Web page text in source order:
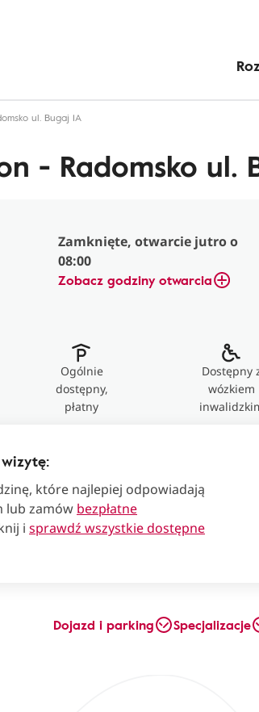
ul. Bugaj 1A
- Radomsko ul.
Zamknięte, otwarcie jutro o
08:00
Zobacz godziny otwarcia
Ogólnie
dostępny,
płatny
Dostępny
wózkiem
które najlepiej odpowiadają
lub zamów bezpłatne
i sprawdź wszystkie dostępne
Dojazd i parking Specjalizacje